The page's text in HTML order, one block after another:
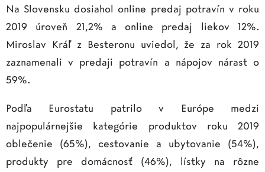
Na Slovensku dosiahol online predaj potravín v roku
2019 úroveň 21,2% a online predaj liekov 12%.
Miroslav Kráľ z Besteronu uviedol, že za rok 2019
zaznamenali v predaji potravín a nápojov nárast o
59%.
Podľa Eurostatu patrilo v Európe medzi
najpopulárnejšie kategórie produktov roku 2019
oblečenie (65%), cestovanie a ubytovanie (54%),
produkty pre domácnosť (46%), lístky na rôzne